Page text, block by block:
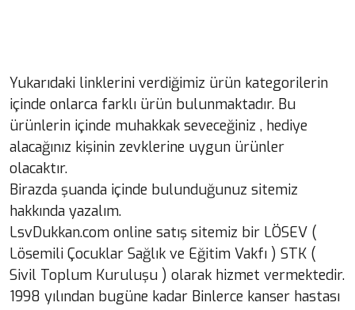
Yukarıdaki linklerini verdiğimiz ürün kategorilerin
içinde onlarca farklı ürün bulunmaktadır. Bu
ürünlerin içinde muhakkak seveceğiniz , hediye
alacağınız kişinin zevklerine uygun ürünler
olacaktır.
Birazda şuanda içinde bulunduğunuz sitemiz
hakkında yazalım.
LsvDukkan.com online satış sitemiz bir LÖSEV (
Lösemili Çocuklar Sağlık ve Eğitim Vakfı ) STK (
Sivil Toplum Kuruluşu ) olarak hizmet vermektedir.
1998 yılından bugüne kadar Binlerce kanser hastası